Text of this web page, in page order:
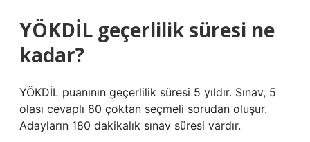
YÖKDİL geçerlilik süresi ne
kadar?
YÖKDİL puanının geçerlilik süresi 5 yıldır. Sınav, 5
olası cevaplı 80 çoktan seçmeli sorudan oluşur.
Adayların 180 dakikalık sınav süresi vardır.